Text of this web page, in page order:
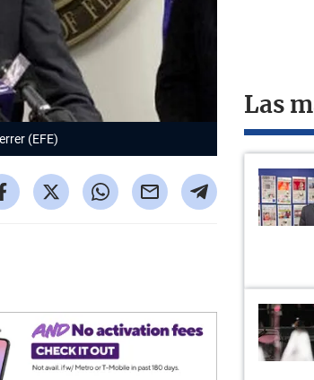
(EFE)
Las